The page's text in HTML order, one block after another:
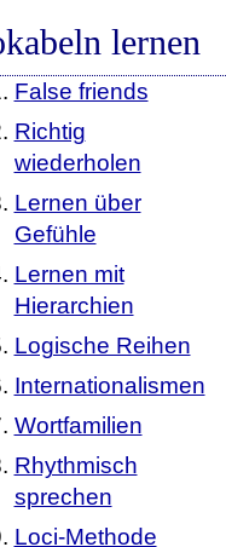
lernen
False friends
Richtig
wiederholen
Lernen über
Gefühle
Lernen mit
Hierarchien
Logische Reihen
Internationalismen
Wortfamilien
Rhythmisch
sprechen
Loci-Methode